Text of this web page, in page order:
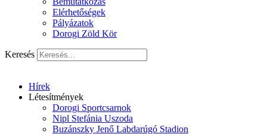
Elérhetőségek
Pályázatok
Dorogi Zöld Kör
Keresés
Hírek
Létesítmények
Dorogi Sportcsarnok
Nipl Stefánia Uszoda
Buzánszky Jenő Labdarúgó Stadion